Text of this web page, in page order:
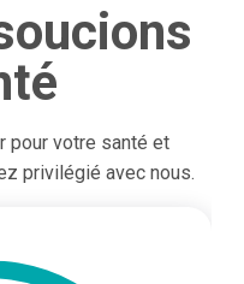
pour votre santé et
privilégié avec nous.